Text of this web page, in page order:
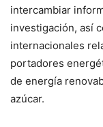
intercambiar
investigación, así
internacionales
portadores
de energía
azúcar.